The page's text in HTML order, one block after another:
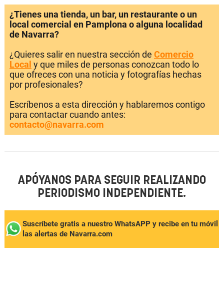
¿Tienes una tienda, un bar, un restaurante o un
local comercial en Pamplona o alguna localidad
de Navarra?
¿Quieres salir en nuestra sección de Comercio
Local y que miles de personas conozcan todo lo
que ofreces con una noticia y fotografías hechas
por profesionales?
Escríbenos a esta dirección y hablaremos contigo
para contactar cuando antes:
contacto@navarra.com
APÓYANOS PARA SEGUIR REALIZANDO
PERIODISMO INDEPENDIENTE.
Suscríbete gratis a nuestro WhatsAPP y recibe en tu móvil
las alertas de Navarra.com